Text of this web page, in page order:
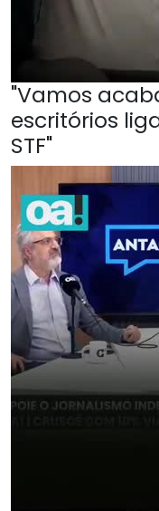
"Vamos
escritórios
STF"